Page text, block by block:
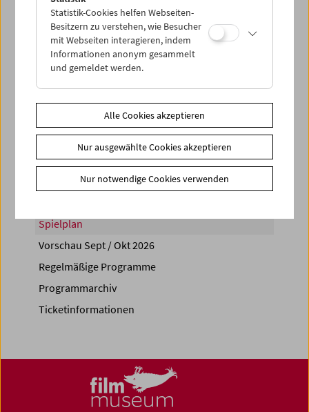
PROGRAMM ÜBERBLICK
Share on
Spielplan
Vorschau Sept / Okt 2026
Regelmäßige Programme
Programmarchiv
Ticketinformationen
Statistik-Cookies helfen Webseiten-
Besitzern zu verstehen, wie Besucher
mit Webseiten interagieren, indem
Informationen anonym gesammelt
und gemeldet werden.
Alle Cookies akzeptieren
Nur ausgewählte Cookies akzeptieren
Nur notwendige Cookies verwenden